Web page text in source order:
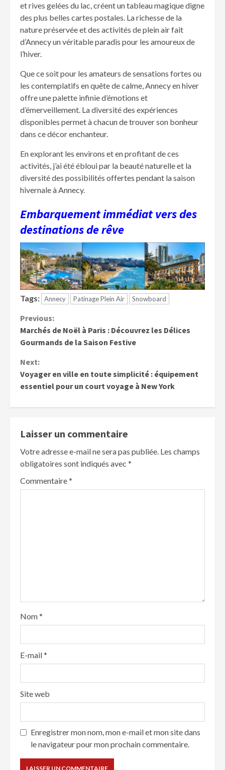
et rives gelées du lac, créent un tableau magique digne
des plus belles cartes postales. La richesse de la
nature préservée et des activités de plein air fait
d’Annecy un véritable paradis pour les amoureux de
l’hiver.
Que ce soit pour les amateurs de sensations fortes ou
les contemplatifs en quête de calme, Annecy en hiver
offre une palette infinie d’émotions et
d’émerveillement. La diversité des expériences
disponibles permet à chacun de trouver son bonheur
dans ce décor enchanteur.
En explorant les environs et en profitant de ces
activités, j’ai été ébloui par la beauté naturelle et la
diversité des possibilités offertes pendant la saison
hivernale à Annecy.
Embarquement immédiat vers des
destinations de rêve
Tags: Annecy Patinage Plein Air Snowboard
Continue
Reading
Previous:
Marchés de Noël à Paris : Découvrez les Délices
Gourmands de la Saison Festive
Next:
Voyager en ville en toute simplicité : équipement
essentiel pour un court voyage à New York
Laisser un commentaire
Votre adresse e-mail ne sera pas publiée. Les champs
obligatoires sont indiqués avec *
Commentaire*
Nom*
E-mail*
Site web
Enregistrer mon nom, mon e-mail et mon site dans
le navigateur pour mon prochain commentaire.